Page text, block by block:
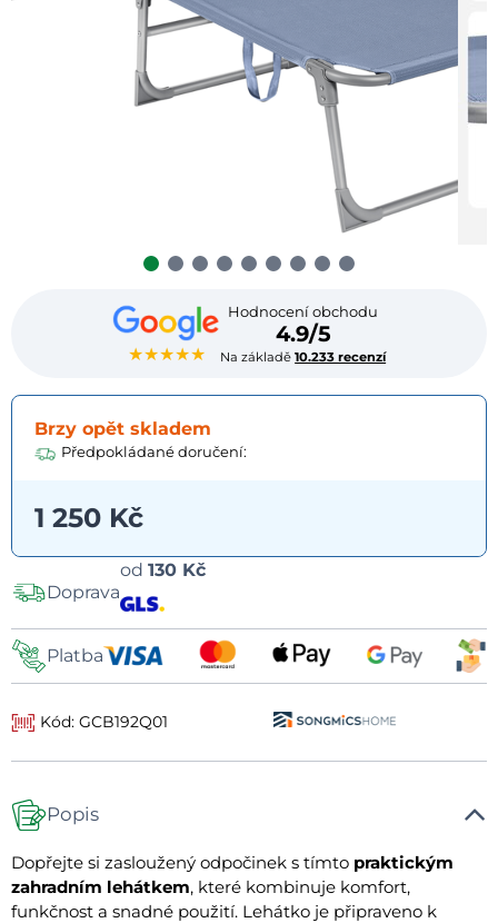
★★★★★
Hodnocení obchodu
4.9/5
Na základě10.233 recenzí
Brzy opět skladem
Předpokládané doručení:
1 250 Kč
Doprava
od 130 Kč
Platba
Kód: GCB192Q01
Popis
Dopřejte si zasloužený odpočinek s tímto praktickým
zahradním lehátkem, které kombinuje komfort,
funkčnost a snadné použití. Lehátko je připraveno k